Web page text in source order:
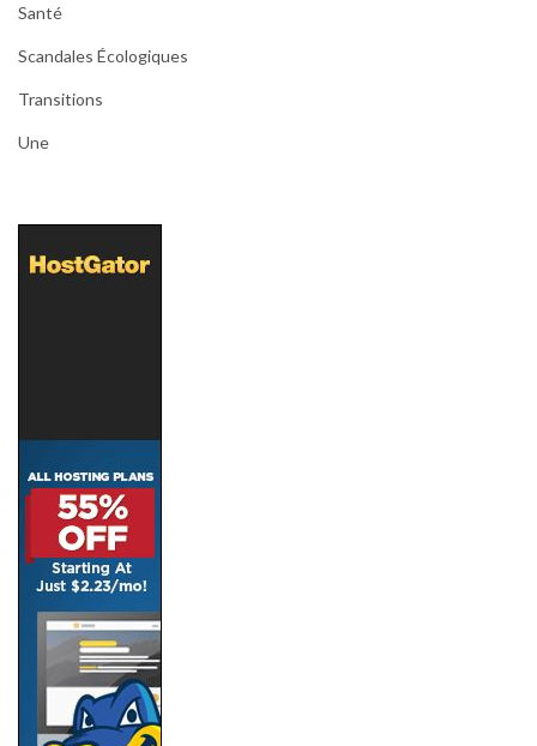
Santé
Scandales Écologiques
Transitions
Une